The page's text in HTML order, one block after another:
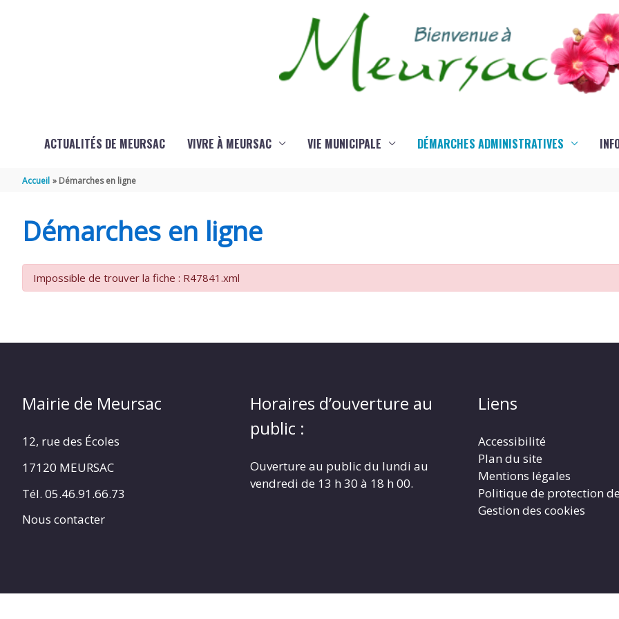
ACTUALITÉS DE MEURSAC VIVRE À MEURSAC VIE MUNICIPALE DÉMARCHES ADMINISTRATIVES
Accueil Démarches en ligne
Démarches en ligne
Impossible de trouver la fiche : R47841.xml
Mairie de Meursac
12, rue des Écoles
17120 MEURSAC
Tél. 05.46.91.66.73
Nous contacter
Horaires d’ouverture au
public :
Ouverture au public du lundi au
vendredi de 13 h 30 à 18 h 00.
Liens
Accessibilité
Plan du site
Mentions légales
Politique de protection
Gestion des cookies